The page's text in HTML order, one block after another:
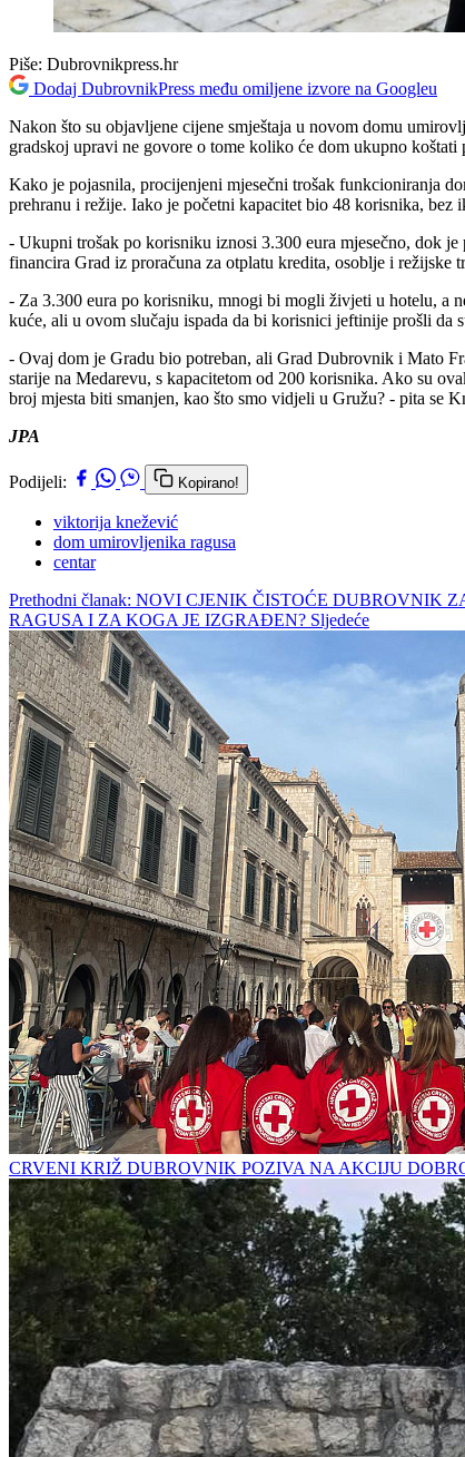
Piše: Dubrovnikpress.hr
Dodaj DubrovnikPress među omiljene izvore na Googleu
Nakon što su objavljene cijene smještaja u novom domu
gradskoj upravi ne govore o tome koliko će dom ukupno koštati
Kako je pojasnila, procijenjeni mjesečni trošak funkcioniranja
prehranu i režije. Iako je početni kapacitet bio 48 korisnika,
- Ukupni trošak po korisniku iznosi 3.300 eura mjesečno, dok
financira Grad iz proračuna za otplatu kredita, osoblje i režijske
- Za 3.300 eura po korisniku, mnogi bi mogli živjeti u hotelu, a
kuće, ali u ovom slučaju ispada da bi korisnici jeftinije prošli da
- Ovaj dom je Gradu bio potreban, ali Grad Dubrovnik i Mato
starije na Medarevu, s kapacitetom od 200 korisnika. Ako su
broj mjesta biti smanjen, kao što smo vidjeli u Gružu? - pita se
JPA
Podijeli: Kopirano!
viktorija knežević
dom umirovljenika ragusa
centar
Prethodni članak: NOVI CJENIK ČISTOĆE DUBROVNIK
RAGUSA I ZA KOGA JE IZGRAĐEN? Sljedeće
CRVENI KRIŽ DUBROVNIK POZIVA NA AKCIJU